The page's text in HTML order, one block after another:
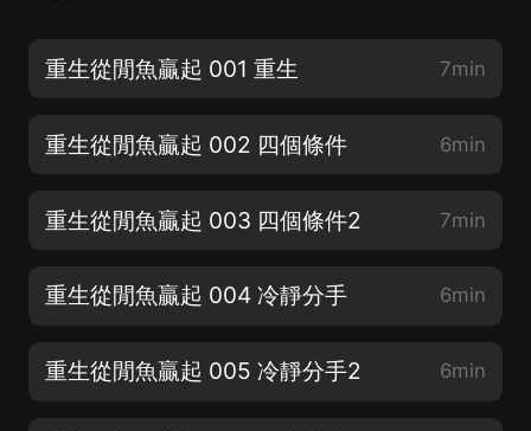
重生從閒魚贏起 001 重生 7min
重生從閒魚贏起 002 四個條件 6min
重生從閒魚贏起 003 四個條件2 7min
重生從閒魚贏起 004 冷靜分手 6min
重生從閒魚贏起 005 冷靜分手2 6min